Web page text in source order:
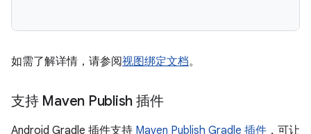
如需了解详情，请参阅视图绑定文档。
支持 Maven Publish 插件
Android Gradle 插件支持 Maven Publish Gradle 插件 ，可让